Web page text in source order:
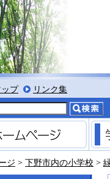
プ リンク集
表示にする
黒背景表示にする
コントラスト表示にする
市
ジ > 下野市内の小学校 >